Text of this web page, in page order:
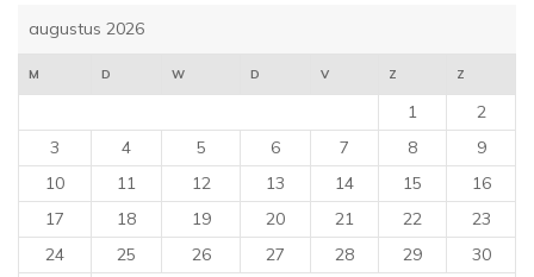
augustus 2026
M D W D V Z Z
1
2
3
4 5 6 7 8
9
10
11 12 13 14 15
16
17
18 19 20 21 22
23
24
25 26 27 28 29 30